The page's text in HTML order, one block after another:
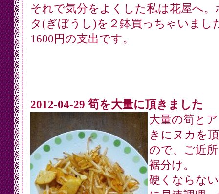
それで気分をよくした私は花屋へ。
タ(ぎぼうし)を２鉢買っちゃいまし
1600円の支出です。
2012-04-29 筍を大量に頂きました
大量の筍と
きにヌカを
ので、ご近
裾分け。
硬くならな